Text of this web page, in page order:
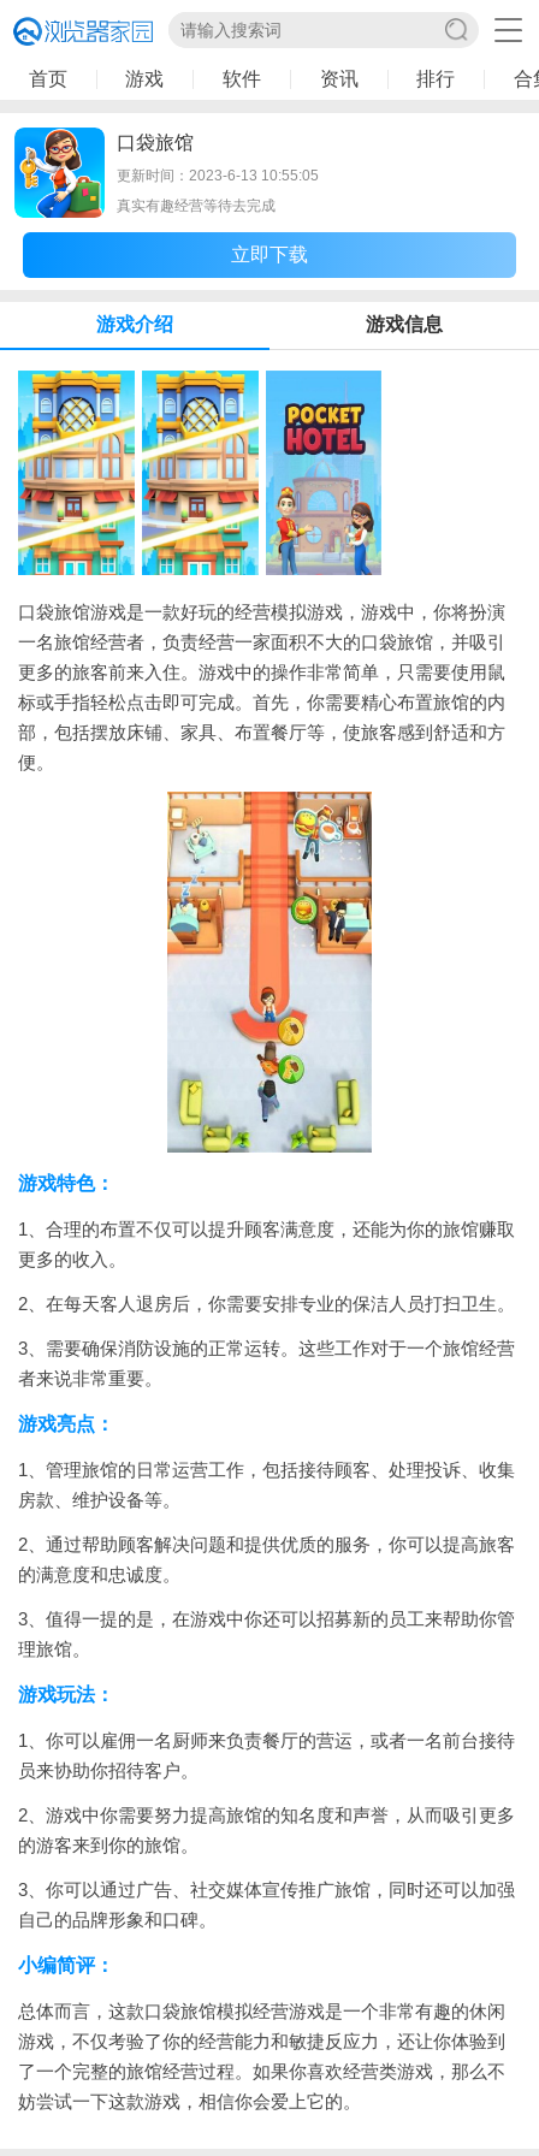
首页 游戏 软件 资讯 排行 合
口袋旅馆
更新时间：2023-6-13 10:55:05
真实有趣经营等待去完成
立即下载
游戏介绍 游戏信息
口袋旅馆游戏是一款好玩的经营模拟游戏，游戏中，你将扮演
一名旅馆经营者，负责经营一家面积不大的口袋旅馆，并吸引
更多的旅客前来入住。游戏中的操作非常简单，只需要使用鼠
标或手指轻松点击即可完成。首先，你需要精心布置旅馆的内
部，包括摆放床铺、家具、布置餐厅等，使旅客感到舒适和方
便。
游戏特色：
1、合理的布置不仅可以提升顾客满意度，还能为你的旅馆赚取
更多的收入。
2、在每天客人退房后，你需要安排专业的保洁人员打扫卫生。
3、需要确保消防设施的正常运转。这些工作对于一个旅馆经营
者来说非常重要。
游戏亮点：
1、管理旅馆的日常运营工作，包括接待顾客、处理投诉、收集
房款、维护设备等。
2、通过帮助顾客解决问题和提供优质的服务，你可以提高旅客
的满意度和忠诚度。
3、值得一提的是，在游戏中你还可以招募新的员工来帮助你管
理旅馆。
游戏玩法：
1、你可以雇佣一名厨师来负责餐厅的营运，或者一名前台接待
员来协助你招待客户。
2、游戏中你需要努力提高旅馆的知名度和声誉，从而吸引更多
的游客来到你的旅馆。
3、你可以通过广告、社交媒体宣传推广旅馆，同时还可以加强
自己的品牌形象和口碑。
小编简评：
总体而言，这款口袋旅馆模拟经营游戏是一个非常有趣的休闲
游戏，不仅考验了你的经营能力和敏捷反应力，还让你体验到
了一个完整的旅馆经营过程。如果你喜欢经营类游戏，那么不
妨尝试一下这款游戏，相信你会爱上它的。